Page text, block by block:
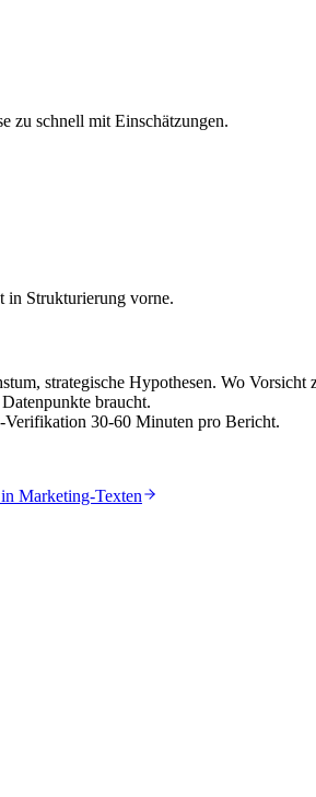
zu schnell mit Einschätzungen.
in Strukturierung vorne.
strategische Hypothesen. Wo Vorsicht
braucht.
30-60 Minuten pro Bericht.
Marketing-Texten